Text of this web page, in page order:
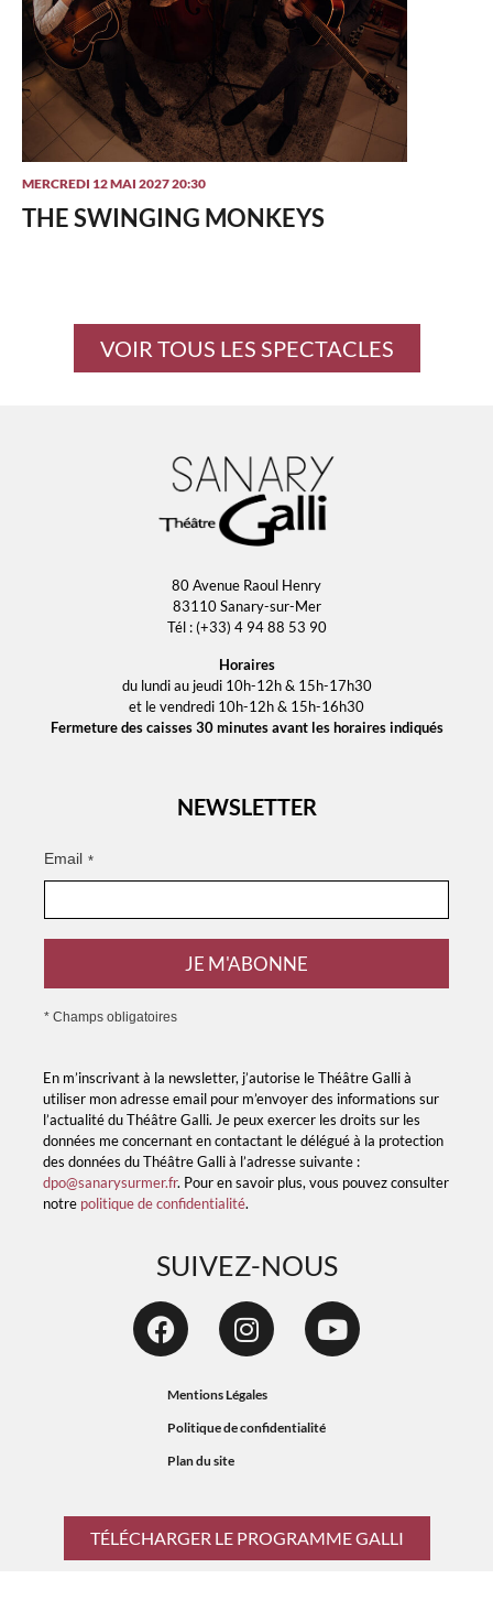
MERCREDI 12 MAI 2027 20:30
THE SWINGING MONKEYS
VOIR TOUS LES SPECTACLES
80 Avenue Raoul Henry
83110 Sanary-sur-Mer
Tél : (+33) 4 94 88 53 90
Horaires
du lundi au jeudi 10h-12h & 15h-17h30
et le vendredi 10h-12h & 15h-16h30
Fermeture des caisses 30 minutes avant les horaires indiqués
NEWSLETTER
Email *
JE M'ABONNE
* Champs obligatoires
En m’inscrivant à la newsletter, j’autorise le Théâtre Galli à
utiliser mon adresse email pour m’envoyer des informations sur
l’actualité du Théâtre Galli. Je peux exercer les droits sur les
données me concernant en contactant le délégué à la protection
des données du Théâtre Galli à l’adresse suivante :
dpo@sanarysurmer.fr. Pour en savoir plus, vous pouvez consulter
notre politique de confidentialité.
SUIVEZ-NOUS
Mentions Légales
Politique de confidentialité
Plan du site
TÉLÉCHARGER LE PROGRAMME GALLI